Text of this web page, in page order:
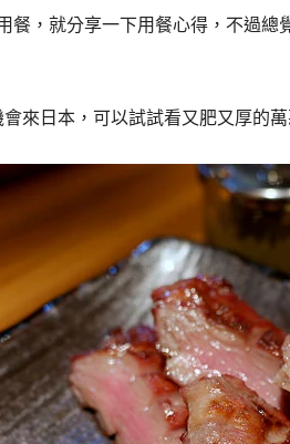
餐，就分享一下用餐心得，不過
來日本，可以試試看又肥又厚的